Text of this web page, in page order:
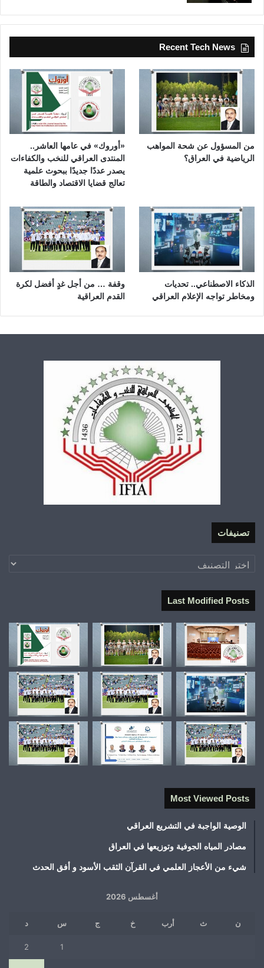
Recent Tech News
من المسؤول عن شحة المواهب
الرياضية في العراق؟
«أوروك» في عامها العاشر..
المنتدى العراقي للنخب والكفاءات
يصدر عددًا جديدًا ببحوث علمية
تعالج قضايا الاقتصاد والطاقة
الذكاء الاصطناعي.. تحديات
ومخاطر تواجه الإعلام العراقي
وقفة … من أجل غدٍ أفضل لكرة
القدم العراقية
تصنيفات
تصنيفات
Last Modified Posts
Most Viewed Posts
الوصية الواجبة في التشريع العراقي
مصادر المياه الجوفية وتوزيعها في العراق
شيء من الأعجاز العلمي في القرآن الثقب الأسود و أفق الحدث
أغسطس 2026
ن ث أرب خ ج س د
1
2